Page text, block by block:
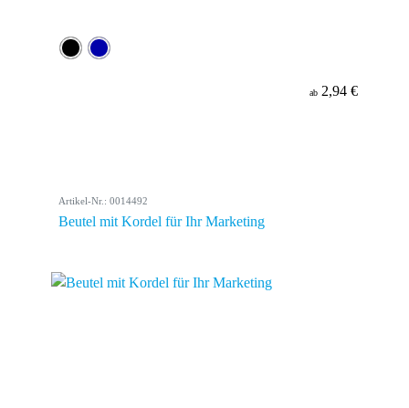
ab 2,94 €
Artikel-Nr.: 0014492
Beutel mit Kordel für Ihr Marketing